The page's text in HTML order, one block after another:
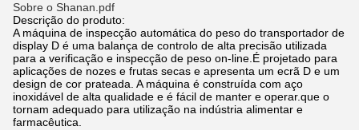
Sobre o Shanan.pdf
Descrição do produto:
A máquina de inspecção automática do peso do transportador de
display D é uma balança de controlo de alta precisão utilizada
para a verificação e inspecção de peso on-line.É projetado para
aplicações de nozes e frutas secas e apresenta um ecrã D e um
design de cor prateada. A máquina é construída com aço
inoxidável de alta qualidade e é fácil de manter e operar.que o
tornam adequado para utilização na indústria alimentar e
farmacêutica.